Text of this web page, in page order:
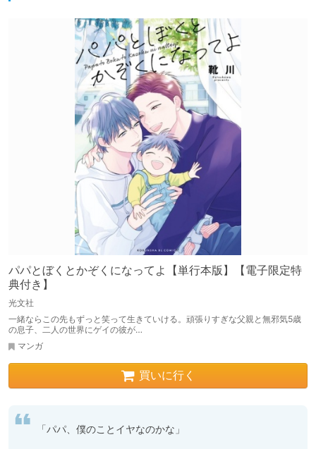
パパとぼくとかぞくになってよ【単行本版】【電子限定特
典付き】
光文社
一緒ならこの先もずっと笑って生きていける。頑張りすぎな父親と無邪気5歳
の息子、二人の世界にゲイの彼が…
マンガ
買いに行く
「パパ、僕のことイヤなのかな」